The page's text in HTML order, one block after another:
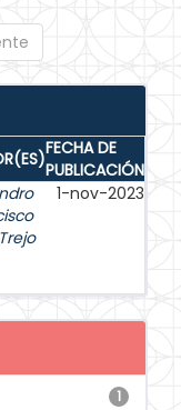
FECHA DE
PUBLICACIÓN
1-nov-2023
1